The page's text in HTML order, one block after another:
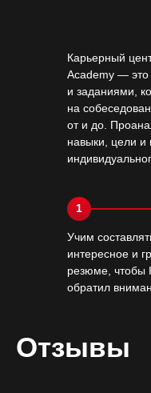
Карьерный
Academy —
и заданиями,
на
от и до.
навыки, цели и
Учим
интересное и
резюме, чтобы
обратил
1
Отзывы